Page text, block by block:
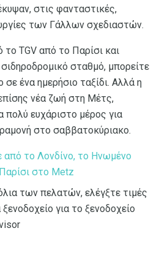
στις φανταστικές,
των Γάλλων σχεδιαστών.
TGV από το Παρίσι και
σταθμό, μπορείτε
ένα ημερήσιο ταξίδι. Αλλά η
νέα ζωή στη Μέτς,
πολύ ευχάριστο μέρος για
στο σαββατοκύριακο.
το Λονδίνο, το Ηνωμένο
στο Metz
των πελατών, ελέγξτε τιμές
ξενοδοχείο για το ξενοδοχείο